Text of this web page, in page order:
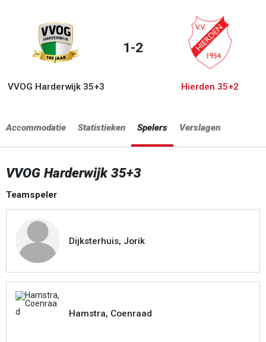
VVOG Harderwijk 35+3
1-2
Hierden 35+2
Accommodatie Statistieken Spelers Verslagen
VVOG Harderwijk 35+3
Teamspeler
Dijksterhuis, Jorik
Hamstra, Coenraad